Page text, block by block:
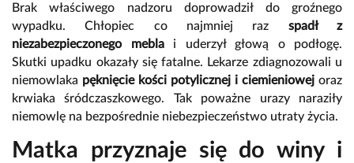
Brak właściwego nadzoru doprowadził do groźnego
wypadku. Chłopiec co najmniej raz spadł z
niezabezpieczonego meblai uderzył głową o podłogę.
Skutki upadku okazały się fatalne. Lekarze zdiagnozowali u
niemowlaka pęknięcie kości potylicznej i ciemieniowej oraz
krwiaka śródczaszkowego. Tak poważne urazy naraziły
niemowlę na bezpośrednie niebezpieczeństwo utraty życia.
Matka przyznaje się do winy i